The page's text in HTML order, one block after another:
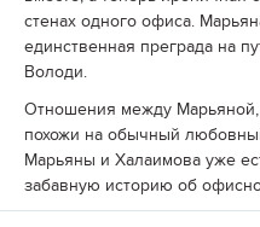
стенах одного офиса.
единственная преграда на
Володи.
Отношения между
похожи на обычный
Марьяны и Халаимова уже
забавную историю об